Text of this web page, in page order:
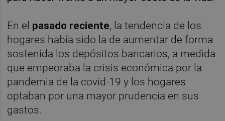
En el pasado reciente, la tendencia de los
hogares había sido la de aumentar de forma
sostenida los depósitos bancarios, a medida
que empeoraba la crisis económica por la
pandemia de la covid-19 y los hogares
optaban por una mayor prudencia en sus
gastos.